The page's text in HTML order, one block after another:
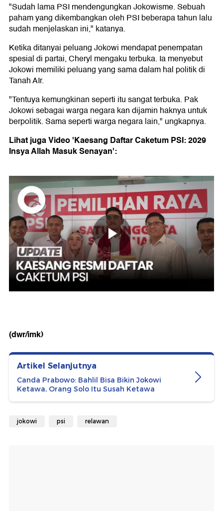
"Sudah lama PSI mendengungkan Jokowisme. Sebuah
paham yang dikembangkan oleh PSI beberapa tahun lalu
sudah menjelaskan ini," katanya.
Ketika ditanyai peluang Jokowi mendapat penempatan
spesial di partai, Cheryl mengaku terbuka. Ia menyebut
Jokowi memiliki peluang yang sama dalam hal politik di
Tanah AIr.
"Tentuya kemungkinan seperti itu sangat terbuka. Pak
Jokowi sebagai warga negara kan dijamin haknya untuk
berpolitik. Sama seperti warga negara lain," ungkapnya.
Lihat juga Video 'Kaesang Daftar Caketum PSI: 2029
Insya Allah Masuk Senayan':
(dwr/imk)
Artikel Selanjutnya
Canda Prabowo: Bahlil Bisa Bikin Jokowi
Ketawa, Orang Solo Itu Susah Ketawa
jokowi psi relawan